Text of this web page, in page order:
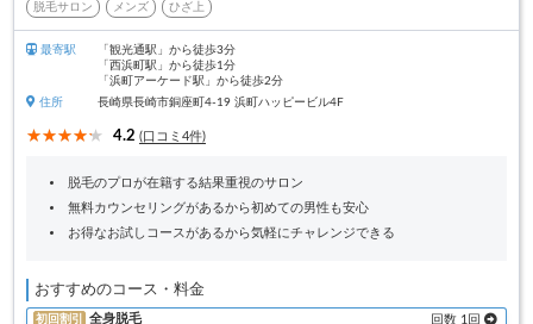
脱毛サロン メンズ ひざ上
最寄駅
「観光通駅」から徒歩3分
「西浜町駅」から徒歩1分
「浜町アーケード駅」から徒歩2分
住所
長崎県長崎市銅座町4-19 浜町ハッピービル4F
4.2 (口コミ4件)
脱毛のプロが在籍する結果重視のサロン
無料カウンセリングがあるから初めての男性も安心
お得なお試しコースがあるから気軽にチャレンジできる
おすすめのコース・料金
初回割引 全身脱毛 回数 1回